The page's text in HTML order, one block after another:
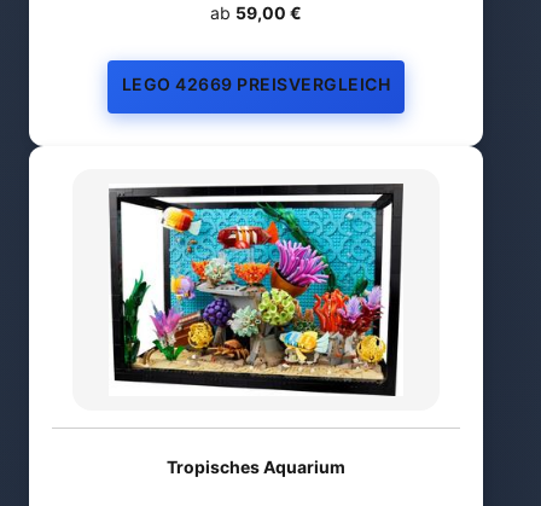
ab 59,00 €
LEGO 42669 PREISVERGLEICH
Tropisches Aquarium